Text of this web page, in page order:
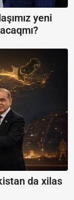
yeni
da xilas